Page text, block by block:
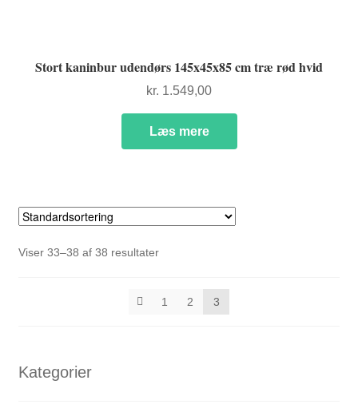
Stort kaninbur udendørs 145x45x85 cm træ rød hvid
kr. 1.549,00
Læs mere
Viser 33–38 af 38 resultater
1 2 3
Kategorier